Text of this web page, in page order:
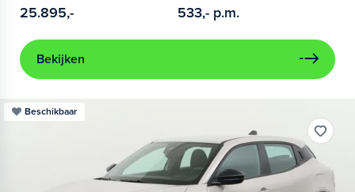
25.895,- 533,- p.m.
Bekijken
Beschikbaar